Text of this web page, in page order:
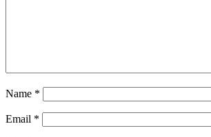
Name *
Email *